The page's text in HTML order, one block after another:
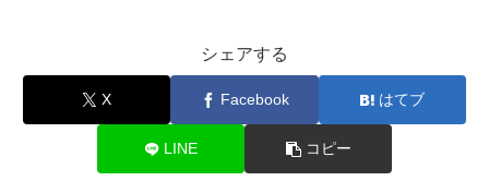
シェアする
X Facebook はてブ
LINE コピー